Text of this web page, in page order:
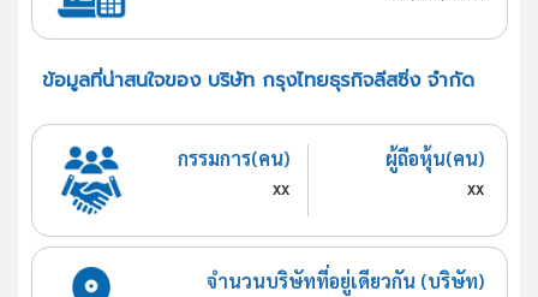
ข้อมูลที่น่าสนใจของ บริษัท กรุงไทยธุรกิจลีสซิ่ง จำกัด
กรรมการ(คน)
xx
ผู้ถือหุ้น(คน)
xx
จำนวนบริษัทที่อยู่เดียวกัน (บริษัท)